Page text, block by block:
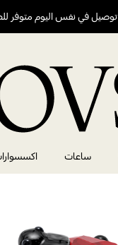
توصيل في نفس اليوم متوفر
ساعات